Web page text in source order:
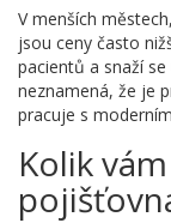
V menších
jsou ceny často
pacientů a snaží
neznamená, že je
pracuje s
Kolik